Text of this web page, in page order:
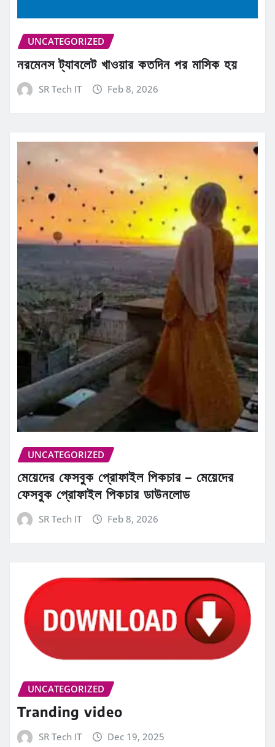
UNCATEGORIZED
নরমেনস ট্যাবলেট খাওয়ার কতদিন পর মাসিক হয়
SR Tech IT Feb 8, 2026
UNCATEGORIZED
মেয়েদের ফেসবুক প্রোফাইল পিকচার – মেয়েদের
ফেসবুক প্রোফাইল পিকচার ডাউনলোড
SR Tech IT Feb 8, 2026
UNCATEGORIZED
Tranding video
SR Tech IT Dec 19, 2025